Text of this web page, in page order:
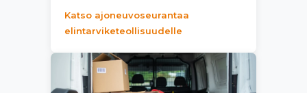
Katso ajoneuvoseurantaa
elintarviketeollisuudelle